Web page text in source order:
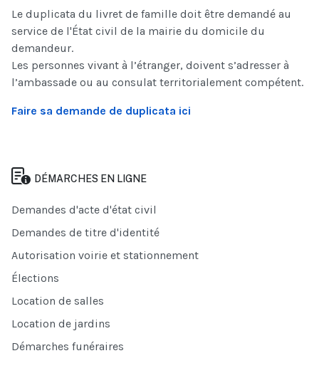
Le duplicata du livret de famille doit être demandé au
service de l'État civil de la mairie du domicile du
demandeur.
Les personnes vivant à l’étranger, doivent s’adresser à
l’ambassade ou au consulat territorialement compétent.
Faire sa demande de duplicata ici
DÉMARCHES EN LIGNE
Demandes d'acte d'état civil
Demandes de titre d'identité
Autorisation voirie et stationnement
Élections
Location de salles
Location de jardins
Démarches funéraires